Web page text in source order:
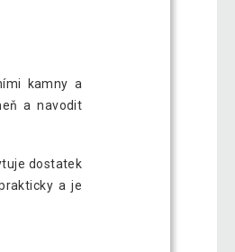
kamny a
a navodit
dostatek
a je